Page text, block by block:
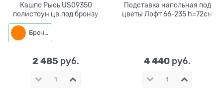
Кашпо Рысь US09350
полистоун цв.под бронзу
Бронза
2 485 руб.
Подставка напольная под
цветы Лофт 66-235 h=72см
4 440 руб.